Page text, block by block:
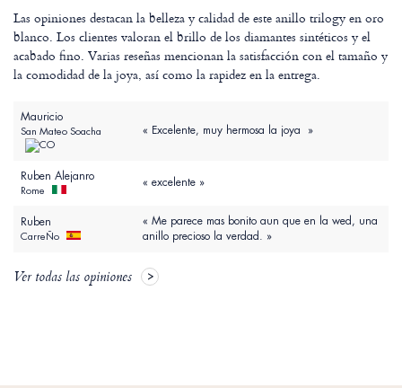
Las opiniones destacan la belleza y calidad de este anillo trilogy en oro
blanco. Los clientes valoran el brillo de los diamantes sintéticos y el
acabado fino. Varias reseñas mencionan la satisfacción con el tamaño y
la comodidad de la joya, así como la rapidez en la entrega.
Mauricio
San Mateo Soacha « Excelente, muy hermosa la joya »
Ruben Alejanro
Rome
« excelente »
Ruben
CarreÑo
« Me parece mas bonito aun que en la wed, una
anillo precioso la verdad. »
Ver todas las opiniones